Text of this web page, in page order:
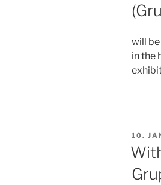
will
in the
AM
10.